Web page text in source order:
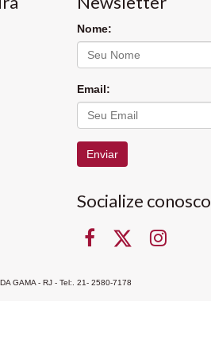
Nome:
Email:
Enviar
Socialize conosco
GAMA - RJ - Tel:. 21- 2580-7178